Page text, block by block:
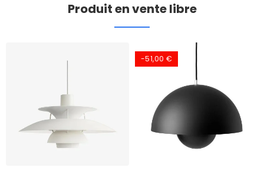
Produit en vente libre
-51,00 €